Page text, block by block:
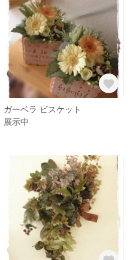
ガーベラ ビスケット
展示中